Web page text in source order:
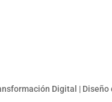
Digital |